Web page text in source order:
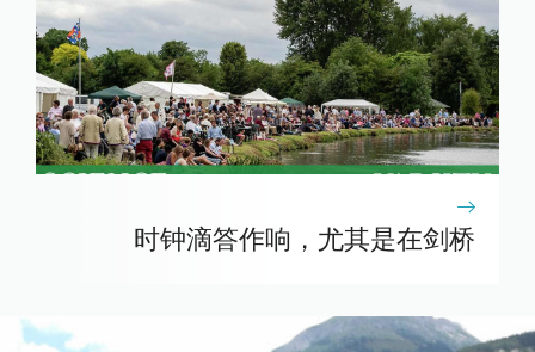
时钟滴答作响，尤其是在剑桥